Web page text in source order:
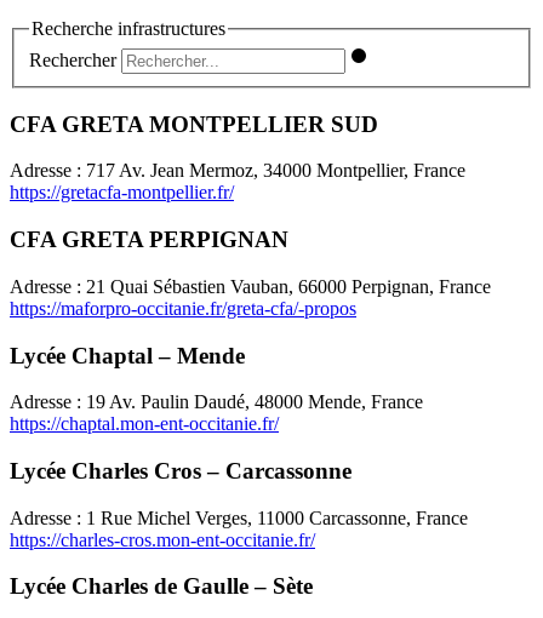
Recherche infrastructures
Rechercher
CFA GRETA MONTPELLIER SUD
Adresse : 717 Av. Jean Mermoz, 34000 Montpellier, France
https://gretacfa-montpellier.fr/
CFA GRETA PERPIGNAN
Adresse : 21 Quai Sébastien Vauban, 66000 Perpignan, France
https://maforpro-occitanie.fr/greta-cfa/-propos
Lycée Chaptal – Mende
Adresse : 19 Av. Paulin Daudé, 48000 Mende, France
https://chaptal.mon-ent-occitanie.fr/
Lycée Charles Cros – Carcassonne
Adresse : 1 Rue Michel Verges, 11000 Carcassonne, France
https://charles-cros.mon-ent-occitanie.fr/
Lycée Charles de Gaulle – Sète